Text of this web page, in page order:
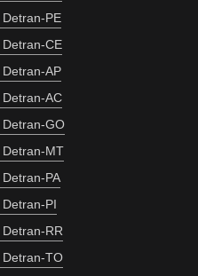
PE
CE
AP
AC
GO
MT
PA
PI
RR
TO